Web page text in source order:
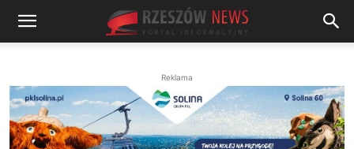
Reklama